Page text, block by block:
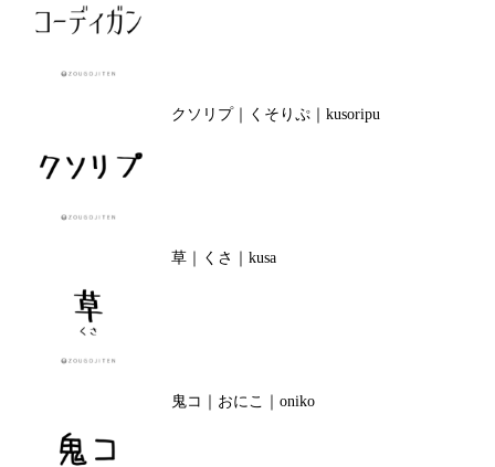
クソリプ｜くそりぷ｜kusoripu
草｜くさ｜kusa
鬼コ｜おにこ｜oniko